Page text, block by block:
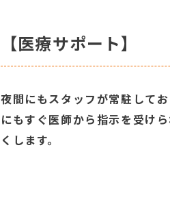
【医療サポート】
夜間にもスタッフが常駐して
にもすぐ医師から指示を受け
くします。